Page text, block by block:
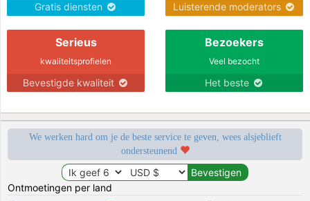
Gratis diensten Luisterende moderators
Serieus
kwaliteitsprofielen
Bevestigde kwaliteit
Bezoekers
Veel bezocht
Het beste
We werken hard om je de beste service te geven, wees alsjeblieft
ondersteunend
Ontmoetingen per land